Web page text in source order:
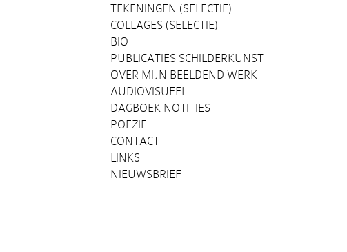
TEKENINGEN (SELECTIE)
COLLAGES (SELECTIE)
BIO
PUBLICATIES SCHILDERKUNST
OVER MIJN BEELDEND WERK
AUDIOVISUEEL
DAGBOEK NOTITIES
POËZIE
CONTACT
LINKS
NIEUWSBRIEF